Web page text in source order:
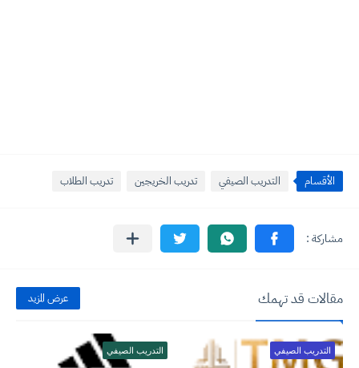
الأقسام التدريب الصيفي تدريب الخريجين تدريب الطلاب
مقالات قد تهمك عرض المزيد
التدريب الصيفي التدريب الصيفي